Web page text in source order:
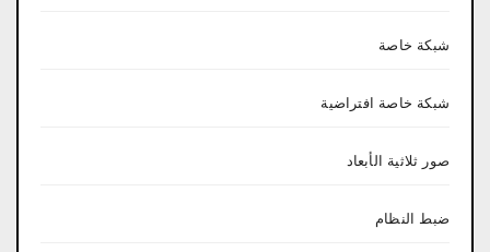
شبكة خاصة
شبكة خاصة افتراضية
صور ثلاثية الأبعاد
ضبط النظام